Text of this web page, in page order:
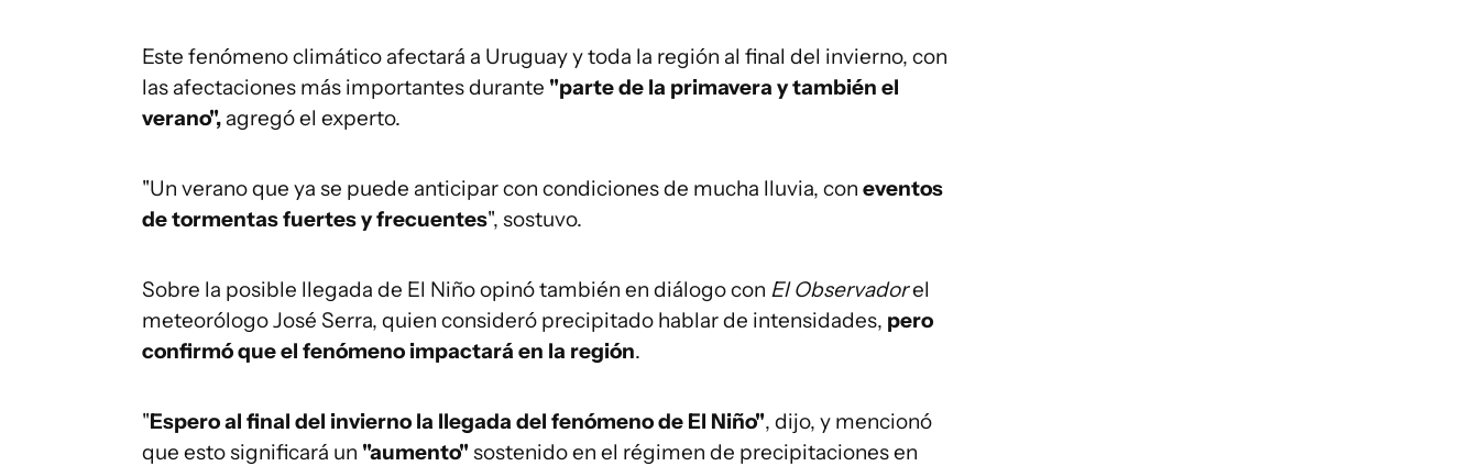
Este fenómeno climático afectará a Uruguay y toda la región al final del invierno, con
las afectaciones más importantes durante "parte de la primavera y también el
verano", agregó el experto.
"Un verano que ya se puede anticipar con condiciones de mucha lluvia, con eventos
de tormentas fuertes y frecuentes", sostuvo.
Sobre la posible llegada de El Niño opinó también en diálogo con El Observadorel
meteorólogo José Serra, quien consideró precipitado hablar de intensidades, pero
confirmó que el fenómeno impactará en la región.
"Espero al final del invierno la llegada del fenómeno de El Niño", dijo, y mencionó
que esto significará un "aumento"sostenido en el régimen de precipitaciones en